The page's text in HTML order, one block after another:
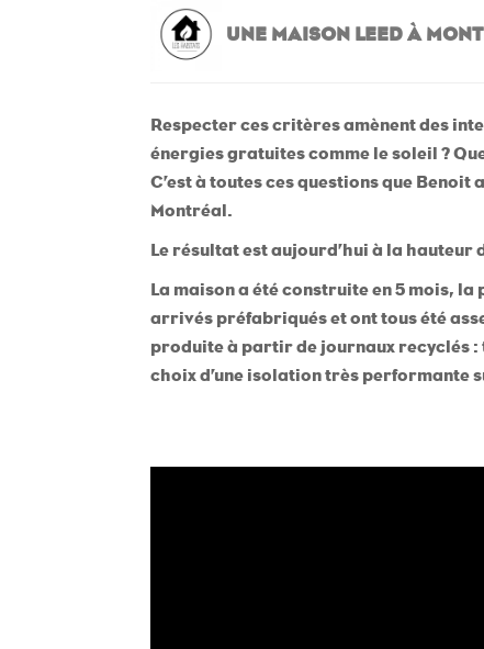
UNE MAISON LEED À
Respecter ces critères amènent des
énergies gratuites comme le soleil ?
C’est à toutes ces questions que
Montréal.
Le résultat est aujourd’hui à la
La maison a été construite en 5 mois,
arrivés préfabriqués et ont tous été
produite à partir de journaux recyclés :
choix d’une isolation très performante